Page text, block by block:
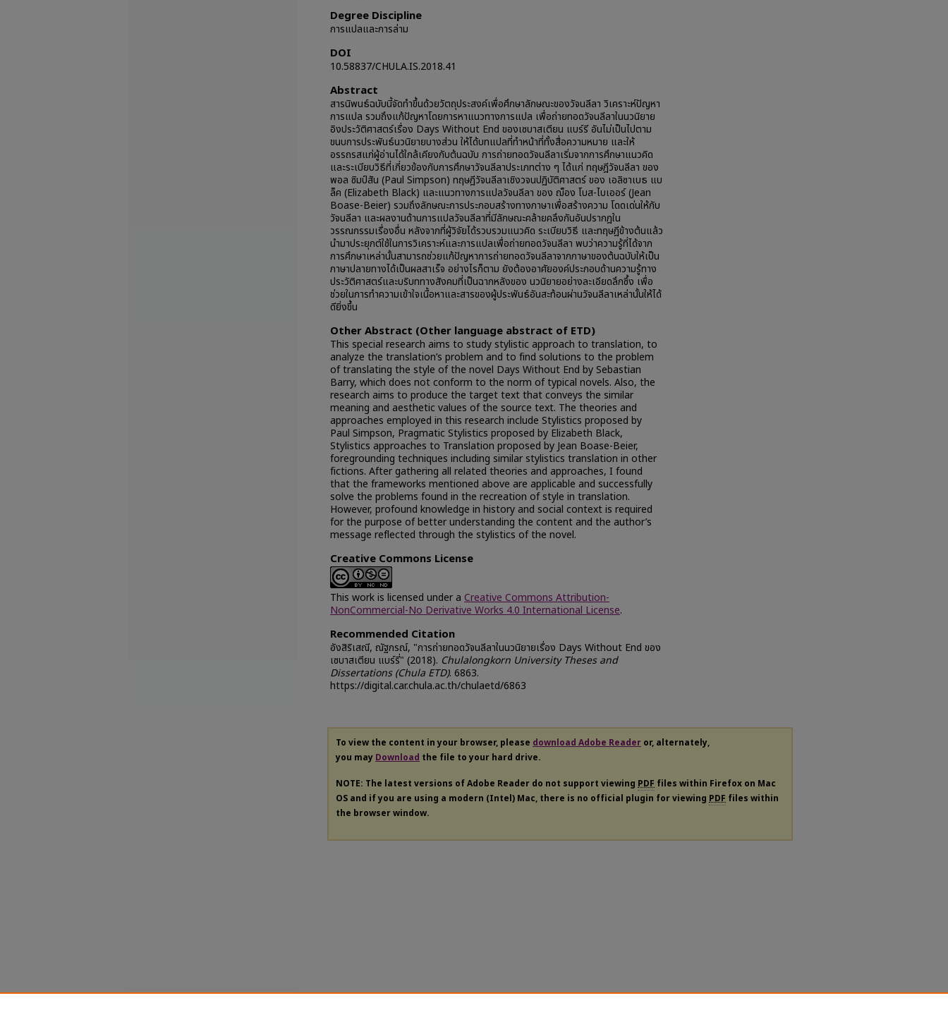
Degree Discipline
การแปลและการล่าม
DOI
10.58837/CHULA.IS.2018.41
Abstract
สารนิพนธ์ฉบับนี้จัดทำขึ้นด้วยวัตถุประสงค์เพื่อศึกษาลักษณะของวัจนลีลา วิเคราะห์ปัญหา
การแปล รวมถึงแก้ปัญหาโดยการหาแนวทางการแปล เพื่อถ่ายทอดวัจนลีลาในนวนิยาย
อิงประวัติศาสตร์เรื่อง Days Without End ของเซบาสเตียน แบร์รี อันไม่เป็นไปตาม
ขนบการประพันธ์นวนิยายบางส่วน ให้ได้บทแปลที่ทำหน้าที่ทั้งสื่อความหมาย และให้
อรรถรสแก่ผู้อ่านได้ใกล้เคียงกับต้นฉบับ การถ่ายทอดวัจนลีลาเริ่มจากการศึกษาแนวคิด
และระเบียบวิธีที่เกี่ยวข้องกับการศึกษาวัจนลีลาประเภทต่าง ๆ ได้แก่ ทฤษฎีวัจนลีลา ของ
พอล ซิมป์สัน (Paul Simpson) ทฤษฎีวัจนลีลาเชิงวจนปฏิบัติศาสตร์ ของ เอลิซาเบธ แบ
ล็ค (Elizabeth Black) และแนวทางการแปลวัจนลีลา ของ ฌ็อง โบส-ไบเออร์ (Jean
Boase-Beier) รวมถึงลักษณะการประกอบสร้างทางภาษาเพื่อสร้างความ โดดเด่นให้กับ
วัจนลีลา และผลงานด้านการแปลวัจนลีลาที่มีลักษณะคล้ายคลึงกันอันปรากฎใน
วรรณกรรมเรื่องอื่น หลังจากที่ผู้วิจัยได้รวบรวมแนวคิด ระเบียบวิธี และทฤษฎีข้างต้นแล้ว
นำมาประยุกต์ใช้ในการวิเคราะห์และการแปลเพื่อถ่ายทอดวัจนลีลา พบว่าความรู้ที่ได้จาก
การศึกษาเหล่านั้นสามารถช่วยแก้ปัญหาการถ่ายทอดวัจนลีลาจากภาษาของต้นฉบับให้เป็น
ภาษาปลายทางได้เป็นผลสาเร็จ อย่างไรก็ตาม ยังต้องอาศัยองค์ประกอบด้านความรู้ทาง
ประวัติศาสตร์และบริบททางสังคมที่เป็นฉากหลังของ นวนิยายอย่างละเอียดลึกซึ้ง เพื่อ
ช่วยในการทำความเข้าใจเนื้อหาและสารของผู้ประพันธ์อันสะท้อนผ่านวัจนลีลาเหล่านั้นให้ได้
ดียิ่งขึ้น
Other Abstract (Other language abstract of ETD)
This special research aims to study stylistic approach to translation, to
analyze the translation’s problem and to find solutions to the problem
of translating the style of the novel Days Without End by Sebastian
Barry, which does not conform to the norm of typical novels. Also, the
research aims to produce the target text that conveys the similar
meaning and aesthetic values of the source text. The theories and
approaches employed in this research include Stylistics proposed by
Paul Simpson, Pragmatic Stylistics proposed by Elizabeth Black,
Stylistics approaches to Translation proposed by Jean Boase-Beier,
foregrounding techniques including similar stylistics translation in other
fictions. After gathering all related theories and approaches, I found
that the frameworks mentioned above are applicable and successfully
solve the problems found in the recreation of style in translation.
However, profound knowledge in history and social context is required
for the purpose of better understanding the content and the author’s
message reflected through the stylistics of the novel.
Creative Commons License
This work is licensed under a Creative Commons Attribution-
NonCommercial-No Derivative Works 4.0 International License.
Recommended Citation
อังสิริเสณี, ณัฐกรณ์, "การถ่ายทอดวัจนลีลาในนวนิยายเรื่อง Days Without End ของ
เซบาสเตียน แบร์รี่" (2018). Chulalongkorn University Theses and
Dissertations (Chula ETD). 6863.
https://digital.car.chula.ac.th/chulaetd/6863
To view the content in your browser, please download Adobe Reader or, alternately,
you may Download the file to your hard drive.
NOTE: The latest versions of Adobe Reader do not support viewing PDF files within Firefox on Mac
OS and if you are using a modern (Intel) Mac, there is no official plugin for viewing PDF files within
the browser window.